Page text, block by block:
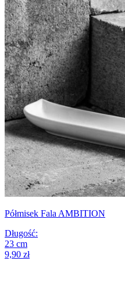
Półmisek Fala AMBITION
Długość:
23 cm
9,90 zł